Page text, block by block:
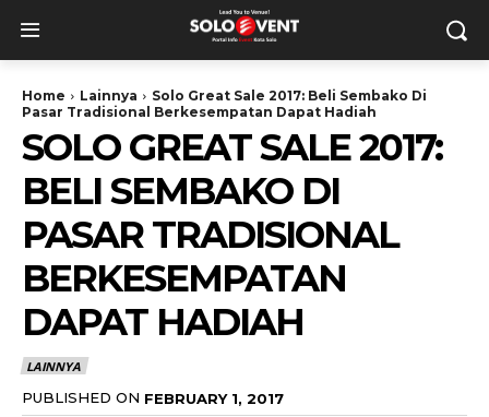
Home Lainnya
Solo Great Sale 2017: Beli Sembako Di
Pasar Tradisional Berkesempatan Dapat Hadiah
SOLO GREAT SALE 2017:
BELI SEMBAKO DI
PASAR TRADISIONAL
BERKESEMPATAN
DAPAT HADIAH
LAINNYA
PUBLISHED ON FEBRUARY 1, 2017